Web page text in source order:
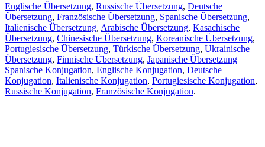
Englische Übersetzung, Russische Übersetzung, Deutsche
Übersetzung, Französische Übersetzung, Spanische Übersetzung,
Italienische Übersetzung, Arabische Übersetzung, Kasachische
Übersetzung, Chinesische Übersetzung, Koreanische Übersetzung,
Portugiesische Übersetzung, Türkische Übersetzung, Ukrainische
Übersetzung, Finnische Übersetzung, Japanische Übersetzung
Spanische Konjugation, Englische Konjugation, Deutsche
Konjugation, Italienische Konjugation, Portugiesische Konjugation,
Russische Konjugation, Französische Konjugation.